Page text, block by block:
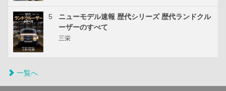
5
ニューモデル速報 歴代シリーズ 歴代ランドクル
ーザーのすべて
三栄
一覧へ